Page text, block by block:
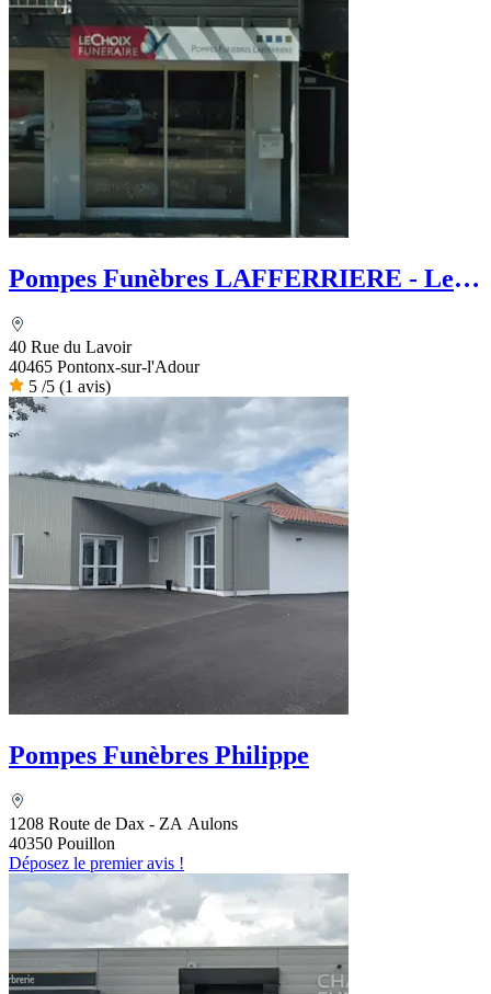
Pompes Funèbres LAFFERRIERE - Le
40 Rue du Lavoir
40465 Pontonx-sur-l'Adour
5 /5 (1 avis)
Pompes Funèbres Philippe
1208 Route de Dax - ZA Aulons
40350 Pouillon
Déposez le premier avis !